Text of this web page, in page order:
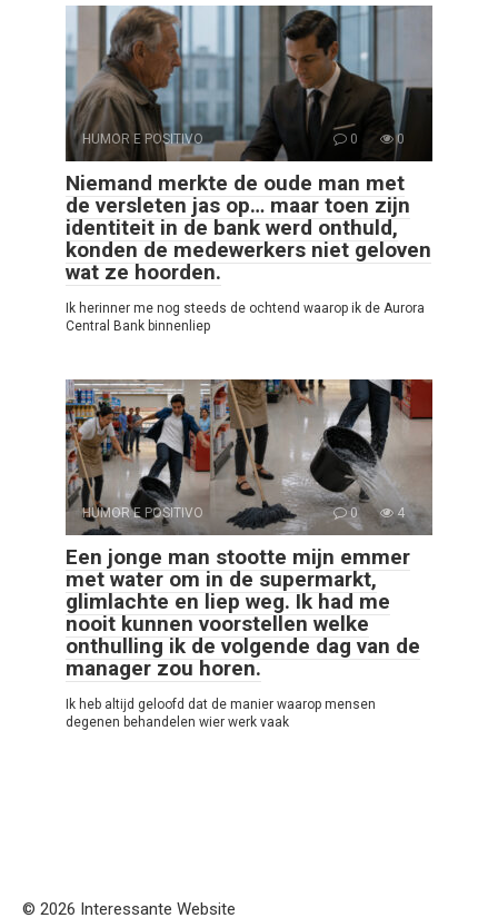
HUMOR E POSITIVO 0 0
Niemand merkte de oude man met
de versleten jas op… maar toen zijn
identiteit in de bank werd onthuld,
konden de medewerkers niet geloven
wat ze hoorden.
Ik herinner me nog steeds de ochtend waarop ik de Aurora
Central Bank binnenliep
HUMOR E POSITIVO 0 4
Een jonge man stootte mijn emmer
met water om in de supermarkt,
glimlachte en liep weg. Ik had me
nooit kunnen voorstellen welke
onthulling ik de volgende dag van de
manager zou horen.
Ik heb altijd geloofd dat de manier waarop mensen
degenen behandelen wier werk vaak
© 2026 Interessante Website